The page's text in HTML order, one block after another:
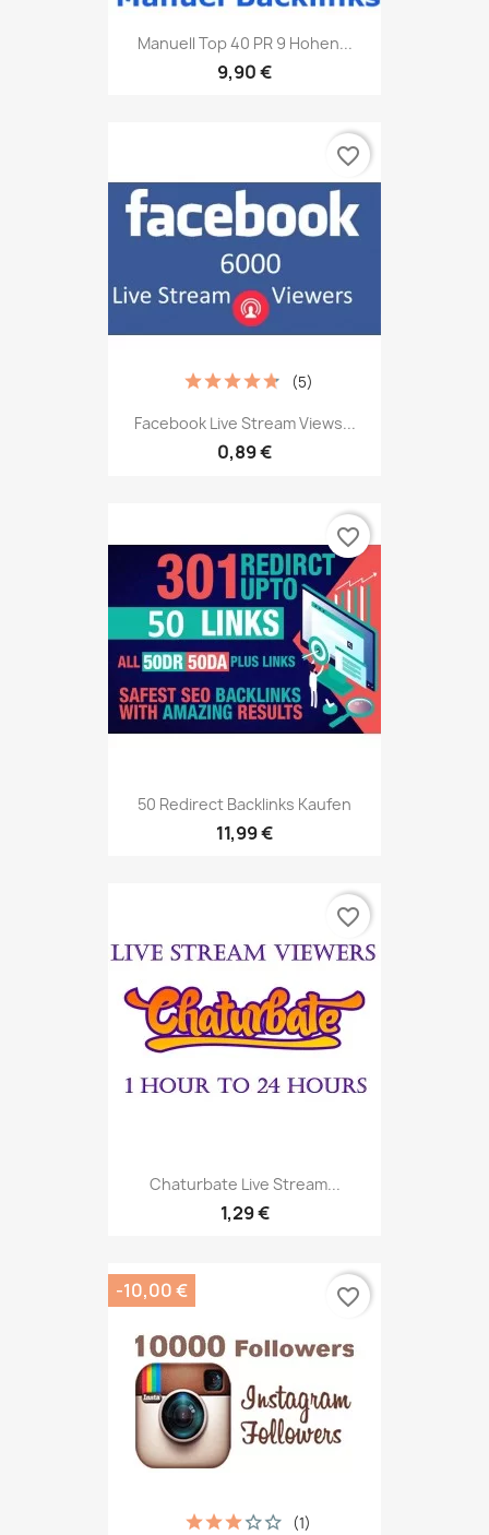
Manuell Top 40 PR 9 Hohen...
9,90 €
Facebook Live Stream Views...
0,89 €
(5)
favorite_border
50 Redirect Backlinks Kaufen
11,99 €
favorite_border
Chaturbate Live Stream...
1,29 €
favorite_border
(1)
-10,00 € favorite_border